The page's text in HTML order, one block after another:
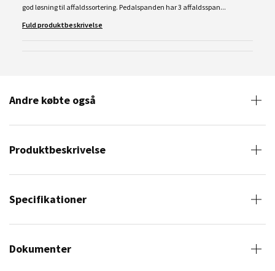
god løsning til affaldssortering. Pedalspanden har 3 affaldsspan...
Fuld produktbeskrivelse
Andre købte også
Produktbeskrivelse
Specifikationer
Dokumenter